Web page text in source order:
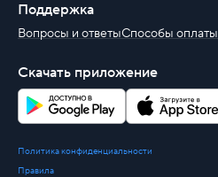
Поддержка
Вопросы и ответыСпособы оплаты
Скачать приложение
Политика конфиденциальности
Правила